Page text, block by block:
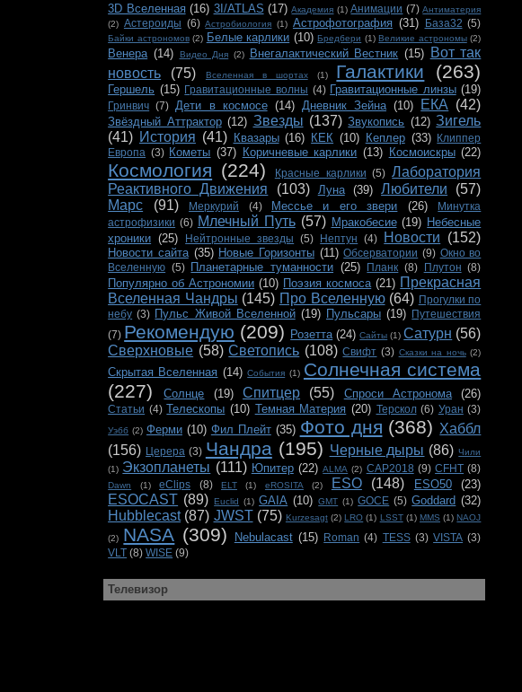
3D Вселенная (16) 3I/ATLAS (17) Академия (1) Анимации (7) Антиматерия
(2) Астероиды (6) Астробиология (1) Астрофотография (31) База32 (5)
Байки астрономов (2) Белые карлики (10) Бредбери (1) Великие астрономы (2)
Венера (14) Видео Дня (2) Внегалактический Вестник (15)
Вот так
новость
(75) Вселенная в шортах (1) Галактики (263)
Гершель (15) Гравитационные волны (4) Гравитационные линзы (19)
Гринвич (7) Дети в космосе (14) Дневник Зейна (10) ЕКА (42)
Звёздный Аттрактор (12) Звезды (137) Звукопись (12) Зигель
(41) История (41) Квазары (16) КЕК (10) Кеплер (33) Клиппер
Европа (3) Кометы (37) Коричневые карлики (13) Космоискры (22)
Космология (224) Красные карлики (5) Лаборатория
Реактивного Движения
(103) Луна (39) Любители
(57)
Марс
(91) Меркурий (4) Мессье и его звери (26)
Минутка
астрофизики (6) Млечный Путь (57) Мракобесие (19) Небесные
хроники (25) Нейтронные звезды (5) Нептун (4) Новости (152)
Новости сайта (35) Новые Горизонты (11) Обсерватории (9) Окно во
Вселенную (5) Планетарные туманности (25) Планк (8) Плутон (8)
Популярно об Астрономии (10) Поэзия космоса (21) Прекрасная
Вселенная Чандры (145) Про Вселенную (64) Прогулки по
небу (3) Пульс Живой Вселенной (19) Пульсары (19) Путешествия
(7) Рекомендую (209) Розетта (24) Сайты (1) Сатурн (56)
Сверхновые (58) Светопись (108) Свифт (3) Сказки на ночь (2)
Скрытая Вселенная (14) События (1) Солнечная система
(227)
Солнце (19) Спитцер (55) Спроси Астронома (26)
Статьи (4) Телескопы (10) Темная Материя (20) Терскол (6) Уран (3)
Уэбб (2) Ферми (10) Фил Плейт (35) Фото дня (368) Хаббл
(156) Церера (3) Чандра (195) Черные дыры (86) Чили
(1) Экзопланеты (111) Юпитер (22) ALMA (2) CAP2018 (9) CFHT (8)
Dawn (1) eClips (8) ELT (1) eROSITA (2) ESO (148) ESO50 (23)
ESOCAST (89) Euclid (1) GAIA (10) GMT (1) GOCE (5) Goddard (32)
Hubblecast (87) JWST (75) Kurzesagt (2) LRO (1) LSST (1) MMS (1) NAOJ
(2) NASA (309) Nebulacast (15) Roman (4) TESS (3) VISTA (3)
VLT (8) WISE (9)
Телевизор